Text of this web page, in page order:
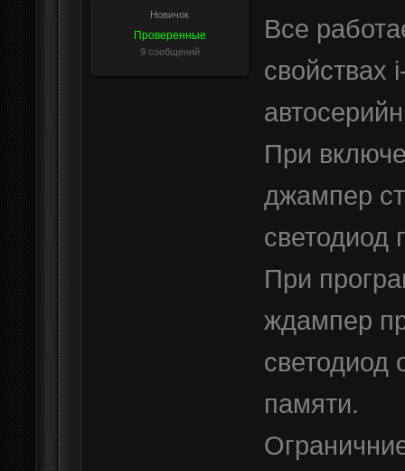
Новичок
Проверенные
9 сообщений
Все
свойствах
При
джампер
светодиод
При
ждампер
светодиод
памяти.